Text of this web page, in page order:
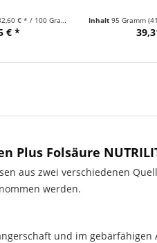
€ * / 100 Gramm)
€ *
Inhalt95 Gramm
Plus Folsäure
aus zwei verschiedenen
werden.
und im